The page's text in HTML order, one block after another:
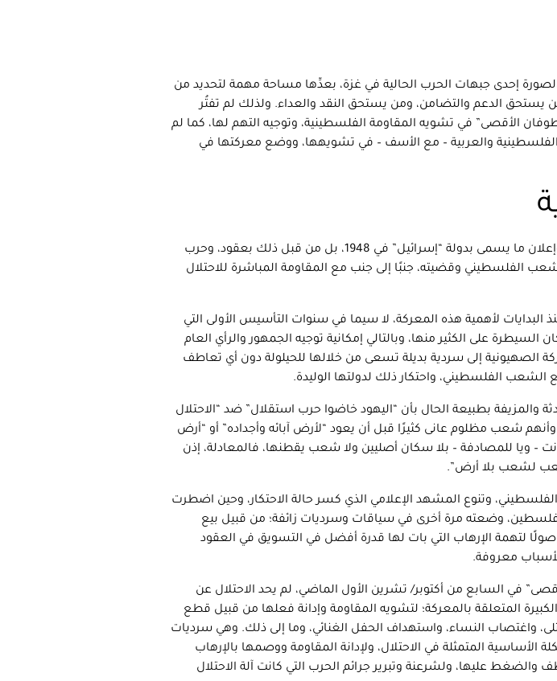
إحدى جبهات الحرب الحالية في غزة، بعدِّها مساحة مهمة لتحديد من
يستحق الدعم والتضامن، ومن يستحق النقد والعداء. ولذلك لم تفتُر
الأقصى” في تشويه المقاومة الفلسطينية، وتوجيه التهم لها، كما لم
والعربية – مع الأسف – في تشويهها، ووضع معركتها في
منذ بدء الاحتلال في فلسطين وإعلان ما يسمى بدولة “إسرائيل” في 1948، بل من قبل ذلك بعقود، وحرب
الفلسطيني وقضيته، جنبًا إلى جنب مع المقاومة المباشرة للاحتلال
البدايات لأهمية هذه المعركة، لا سيما في سنوات التأسيس الأولى التي
السيطرة على الكثير منها، وبالتالي إمكانية توجيه الجمهور والرأي العام
الصهيونية إلى سردية بديلة تسعى من خلالها للحيلولة دون أي تعاطف
الفلسطيني، واحتكار ذلك لدولتها الوليدة.
والمزيفة بطبيعة الحال بأن “اليهود خاضوا حرب استقلال” ضد “الاحتلال
شعب مظلوم عانى كثيرًا قبل أن يعود “لأرض آبائه وأجداده” أو “أرض
– ويا للمصادفة – بلا سكان أصليين ولا شعب يقطنها، فالمعادلة، إذن
لشعب بلا أرض”.
وتنوع المشهد الإعلامي الذي كسر حالة الاحتكار، وحين اضطرت
فلسطين، وضعته مرة أخرى في سياقات وسرديات زائفة؛ من قبيل بيع
وصولًا لتهمة الإرهاب التي بات لها قدرة أفضل في التسويق في العقود
لأسباب معروفة.
في السابع من أكتوبر/ تشرين الأول الماضي، لم يحد الاحتلال عن
المتعلقة بالمعركة؛ لتشويه المقاومة وإدانة فعلها من قبيل قطع
واغتصاب النساء، واستهداف الحفل الغنائي، وما إلى ذلك. وهي سرديات
المتمثلة في الاحتلال، ولإدانة المقاومة ووصمها بالإرهاب
عليها، ولشرعنة وتبرير جرائم الحرب التي كانت آلة الاحتلال